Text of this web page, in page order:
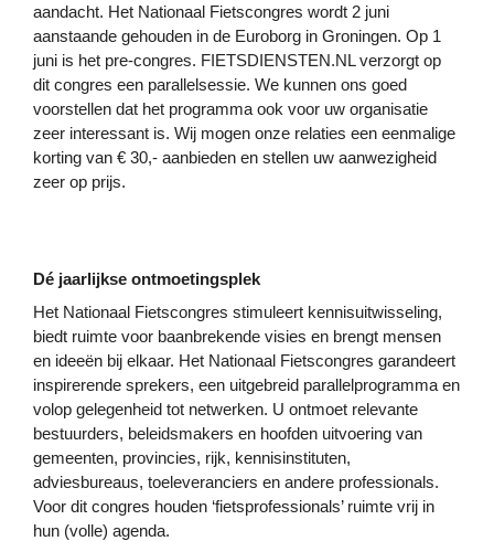
aandacht. Het Nationaal Fietscongres wordt 2 juni
aanstaande gehouden in de Euroborg in Groningen. Op 1
juni is het pre-congres. FIETSDIENSTEN.NL verzorgt op
dit congres een parallelsessie. We kunnen ons goed
voorstellen dat het programma ook voor uw organisatie
zeer interessant is. Wij mogen onze relaties een eenmalige
korting van € 30,- aanbieden en stellen uw aanwezigheid
zeer op prijs.
Dé jaarlijkse ontmoetingsplek
Het Nationaal Fietscongres stimuleert kennisuitwisseling,
biedt ruimte voor baanbrekende visies en brengt mensen
en ideeën bij elkaar. Het Nationaal Fietscongres garandeert
inspirerende sprekers, een uitgebreid parallelprogramma en
volop gelegenheid tot netwerken. U ontmoet relevante
bestuurders, beleidsmakers en hoofden uitvoering van
gemeenten, provincies, rijk, kennisinstituten,
adviesbureaus, toeleveranciers en andere professionals.
Voor dit congres houden ‘fietsprofessionals’ ruimte vrij in
hun (volle) agenda.